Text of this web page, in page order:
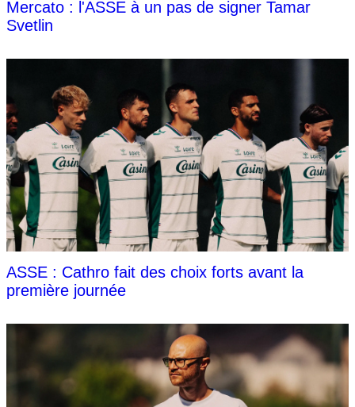
Mercato : l'ASSE à un pas de signer Tamar
Svetlin
ASSE : Cathro fait des choix forts avant la
première journée